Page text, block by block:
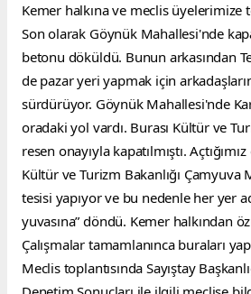
Kemer halkına ve meclis üyelerimize
Son olarak Göynük Mahallesi'nde
betonu döküldü. Bunun arkasından
de pazar yeri yapmak için
sürdürüyor. Göynük Mahallesi'nde
oradaki yol vardı. Burası Kültür ve
resen onayıyla kapatılmıştı.
Kültür ve Turizm Bakanlığı Çamyuva
tesisi yapıyor ve bu nedenle her yer
yuvasına” döndü. Kemer halkından
Çalışmalar tamamlanınca buraları
Meclis toplantısında Sayıştay